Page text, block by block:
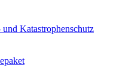
Katastrophenschutz